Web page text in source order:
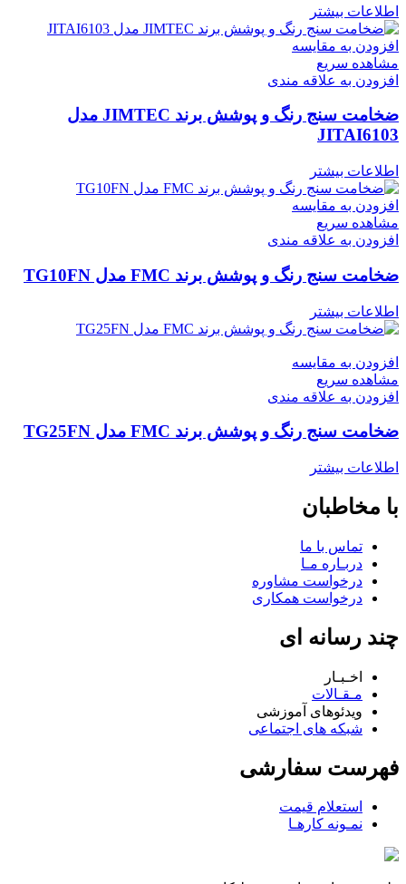
اطلاعات بیشتر
افزودن به مقایسه
مشاهده سریع
افزودن به علاقه مندی
ضخامت سنج رنگ و پوشش برند JIMTEC مدل
JITAI6103
اطلاعات بیشتر
افزودن به مقایسه
مشاهده سریع
افزودن به علاقه مندی
ضخامت سنج رنگ و پوشش برند FMC مدل TG10FN
اطلاعات بیشتر
افزودن به مقایسه
مشاهده سریع
افزودن به علاقه مندی
ضخامت سنج رنگ و پوشش برند FMC مدل TG25FN
اطلاعات بیشتر
با مخاطبان
تماس با ما
دربـاره مـا
درخواست مشاوره
درخواست همکاری
چند رسانه ای
اخـبـار
مـقـالات
ویدئوهای آموزشی
شبکه های اجتماعی
فهرست سفارشی
استعلام قیمت
نمـونه کارهـا